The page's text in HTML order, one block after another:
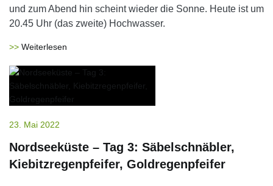
und zum Abend hin scheint wieder die Sonne. Heute ist um
20.45 Uhr (das zweite) Hochwasser.
Weiterlesen
23. Mai 2022
Nordseeküste – Tag 3: Säbelschnäbler,
Kiebitzregenpfeifer, Goldregenpfeifer